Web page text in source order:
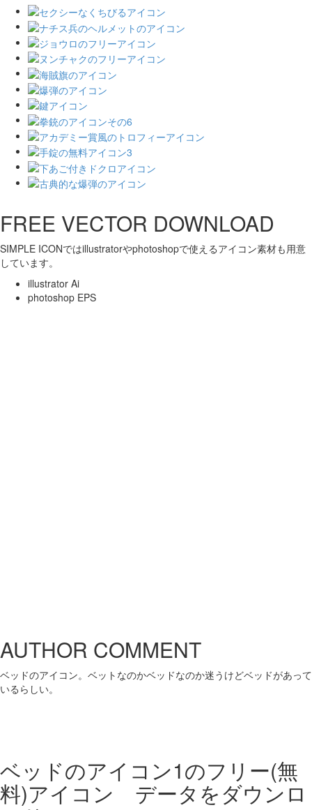
FREE VECTOR DOWNLOAD
SIMPLE ICONではillustratorやphotoshopで使えるアイコン素材も用意
しています。
illustrator Ai
photoshop EPS
AUTHOR COMMENT
ベッドのアイコン。ベットなのかベッドなのか迷うけどベッドがあって
いるらしい。
ベッドのアイコン1のフリー(無
料)アイコン データをダウンロ